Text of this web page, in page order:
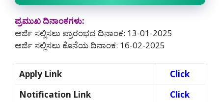
ಪ್ರಮುಖ ದಿನಾಂಕಗಳು:
ಅರ್ಜಿ ಸಲ್ಲಿಸಲು ಪ್ರಾರಂಭದ ದಿನಾಂಕ: 13-01-2025
ಅರ್ಜಿ ಸಲ್ಲಿಸಲು ಕೊನೆಯ ದಿನಾಂಕ: 16-02-2025
Apply Link
Click
Notification Link
Click